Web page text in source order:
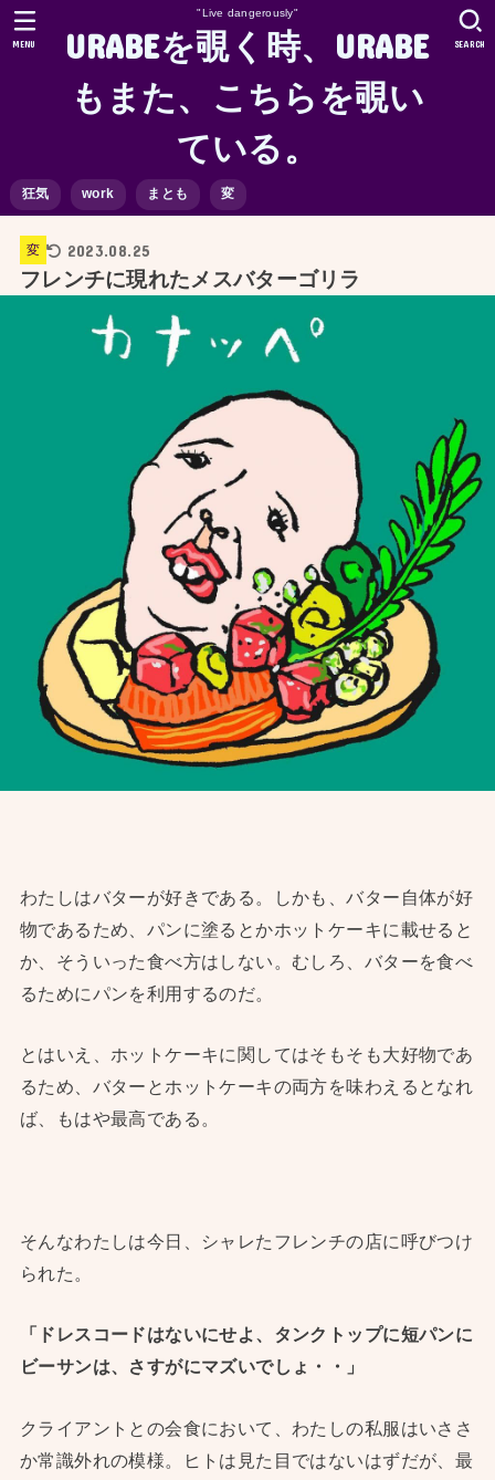
"Live dangerously"
URABEを覗く時、URABE
もまた、こちらを覗い
ている。
狂気 work まとも 変
SEARCH
MENU
変 2023.08.25
フレンチに現れたメスバターゴリラ
わたしはバターが好きである。しかも、バター自体が好
物であるため、パンに塗るとかホットケーキに載せると
か、そういった食べ方はしない。むしろ、バターを食べ
るためにパンを利用するのだ。
とはいえ、ホットケーキに関してはそもそも大好物であ
るため、バターとホットケーキの両方を味わえるとなれ
ば、もはや最高である。
そんなわたしは今日、シャレたフレンチの店に呼びつけ
られた。
「ドレスコードはないにせよ、タンクトップに短パンに
ビーサンは、さすがにマズいでしょ・・」
クライアントとの会食において、わたしの私服はいささ
か常識外れの模様。ヒトは見た目ではないはずだが、最